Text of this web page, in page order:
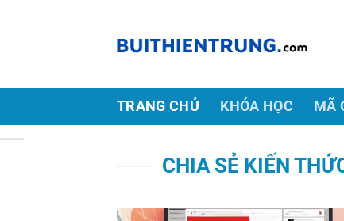
TRANG CHỦ KHÓA HỌC MÃ
CHIA SẺ KIẾN